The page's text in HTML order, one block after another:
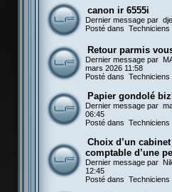
canon ir 6555i
Dernier message par
Posté dans Techniciens
Retour parmis
Dernier message par
mars 2026 11:58
Posté dans Techniciens
Papier gondolé
Dernier message par
06:45
Posté dans Techniciens
Choix d’un
comptable d’une
Dernier message par
12:45
Posté dans Techniciens